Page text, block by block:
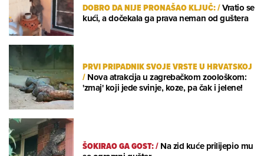
DOBRO DA NIJE PRONAŠAO KLJUČ:/Vratio se
kući, a dočekala ga prava neman od guštera
PRVI PRIPADNIK SVOJE VRSTE U HRVATSKOJ
/Nova atrakcija u zagrebačkom zoološkom:
'zmaj' koji jede svinje, koze, pa čak i jelene!
ŠOKIRAO GA GOST:/Na zid kuće prilijepio mu